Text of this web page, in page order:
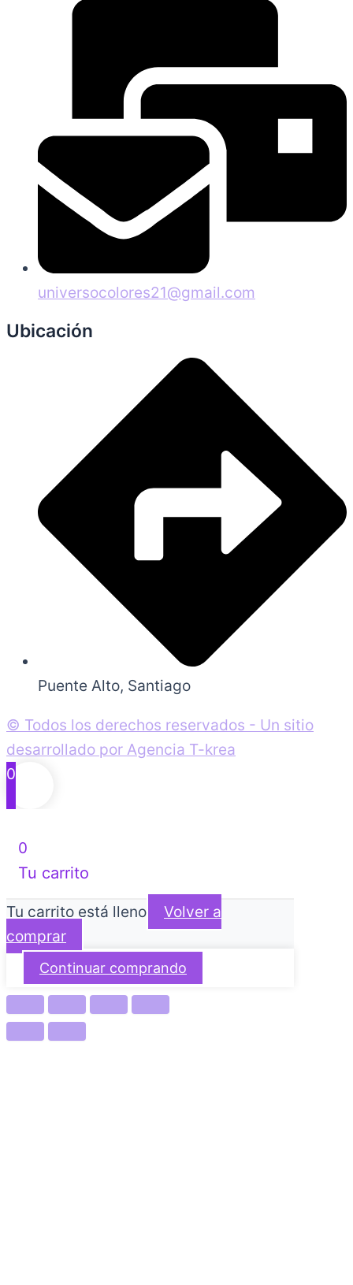
universocolores21@gmail.com
Ubicación
Puente Alto, Santiago
© Todos los derechos reservados - Un sitio
desarrollado por Agencia T-krea
0
0
Tu carrito
Tu carrito está lleno
Volver a
comprar
Continuar comprando